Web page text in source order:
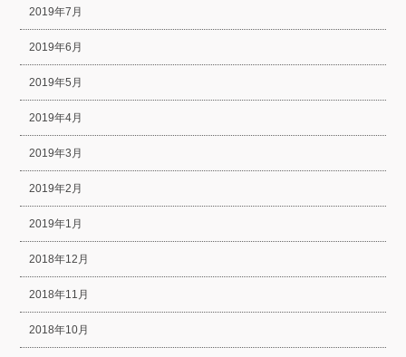
2019年7月
2019年6月
2019年5月
2019年4月
2019年3月
2019年2月
2019年1月
2018年12月
2018年11月
2018年10月